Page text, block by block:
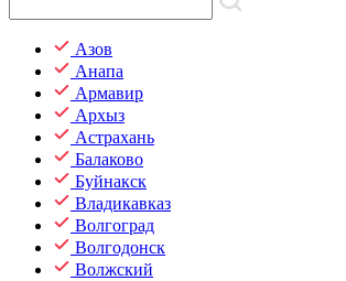
Азов
Анапа
Армавир
Архыз
Астрахань
Балаково
Буйнакск
Владикавказ
Волгоград
Волгодонск
Волжский